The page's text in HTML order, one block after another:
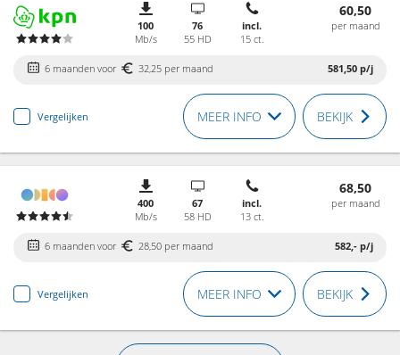
100
Mb/s
76
55 HD
incl.
15 ct.
60,50
per maand
6 maanden voor 32,25 per maand 581,50 p/j
Vergelijken MEER INFO BEKIJK
400
Mb/s
67
58 HD
incl.
13 ct.
68,50
per maand
6 maanden voor 28,50 per maand 582,- p/j
Vergelijken MEER INFO BEKIJK